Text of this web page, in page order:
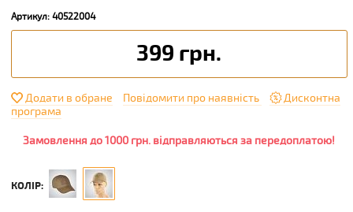
Артикул: 40522004
399 грн.
Додати в обране Повідомити про наявність
Дисконтна
програма
Замовлення до 1000 грн. відправляються за передоплатою!
КОЛІР: